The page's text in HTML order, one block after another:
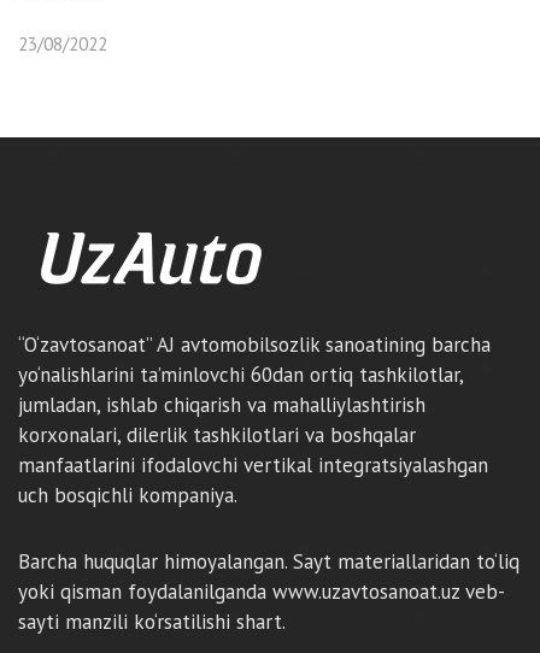
23/08/2022
“O‘zavtosanoat” AJ avtomobilsozlik sanoatining barcha
yo‘nalishlarini ta’minlovchi 60dan ortiq tashkilotlar,
jumladan, ishlab chiqarish va mahalliylashtirish
korxonalari, dilerlik tashkilotlari va boshqalar
manfaatlarini ifodalovchi vertikal integratsiyalashgan
uch bosqichli kompaniya.
Barcha huquqlar himoyalangan. Sayt materiallaridan to‘liq
yoki qisman foydalanilganda www.uzavtosanoat.uz veb-
sayti manzili ko‘rsatilishi shart.